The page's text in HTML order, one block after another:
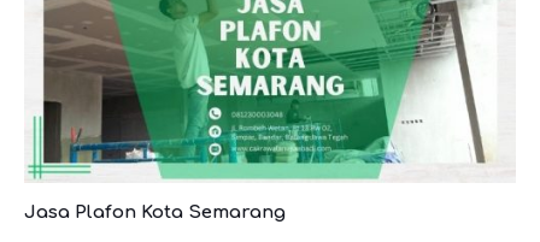
Jasa Plafon Kota Semarang